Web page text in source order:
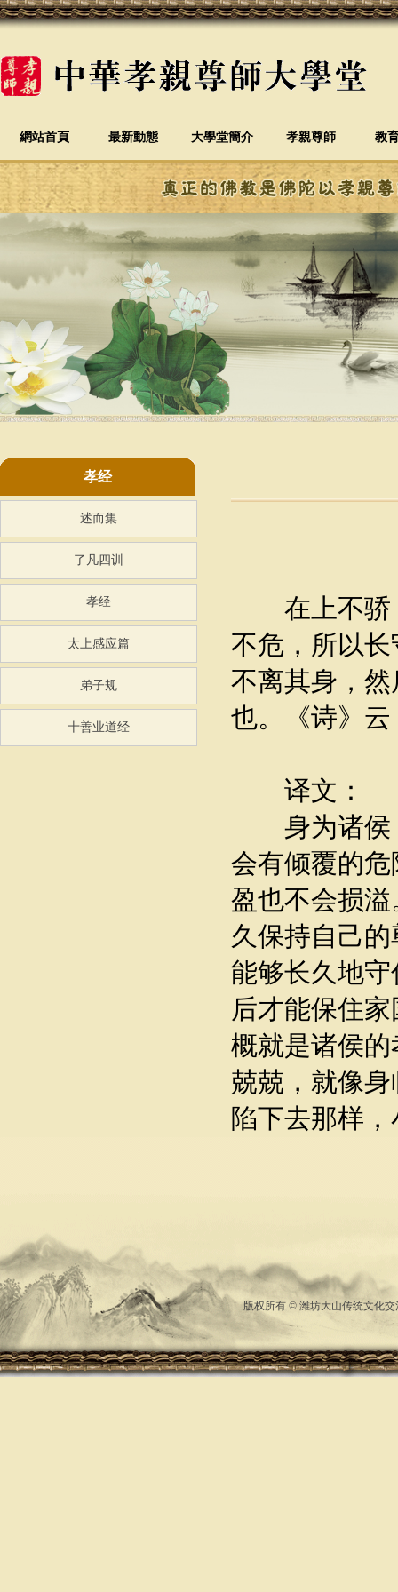
網站首頁 最新動態 大學堂簡介 孝親尊師 教
孝经
述而集
了凡四训
孝经
太上感应篇
弟子规
十善业道经
在上不骄，
不危，所以
不离其身，
也。《诗》
译文：
身为诸侯，
会有倾覆的
盈也不会损
久保持自己
能够长久地
后才能保住
概就是诸侯的
兢兢，就像
陷下去那样，
版权所有 © 潍坊大山传统文化交